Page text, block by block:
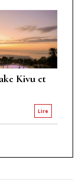
Kivu et
Lire